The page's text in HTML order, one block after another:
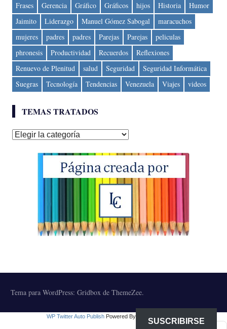
Frases
Gerencia Gráfico Gráficos hijos Historia
Humor
Jaimito
Liderazgo Manuel Gómez Sabogal
maracuchos
mujeres
padres padres Parejas Parejas
peliculas
phronesis
Productividad Recuerdos
Reflexiones
Renuevo de Plenitud
salud Seguridad
Seguridad Informática
Suegras
Tecnología Tendencias Venezuela Viajes videos
TEMAS TRATADOS
Temas
Tema para WordPress: Gridbox de ThemeZee.
WP Twitter Auto Publish Powered By : XYZScripts.com
SUSCRIBIRSE